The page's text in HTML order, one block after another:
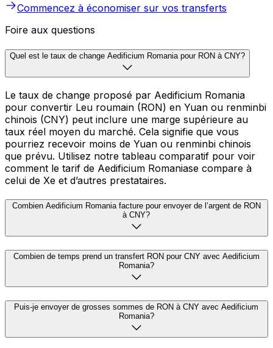
Commencez à économiser sur vos transferts
Foire aux questions
Quel est le taux de change Aedificium Romania pour RON à CNY?
Le taux de change proposé par Aedificium Romania
pour convertir Leu roumain (RON) en Yuan ou renminbi
chinois (CNY) peut inclure une marge supérieure au
taux réel moyen du marché. Cela signifie que vous
pourriez recevoir moins de Yuan ou renminbi chinois
que prévu. Utilisez notre tableau comparatif pour voir
comment le tarif de Aedificium Romaniase compare à
celui de Xe et d’autres prestataires.
Combien Aedificium Romania facture pour envoyer de l’argent de RON
à CNY?
Combien de temps prend un transfert RON pour CNY avec Aedificium
Romania?
Puis-je envoyer de grosses sommes de RON à CNY avec Aedificium
Romania?